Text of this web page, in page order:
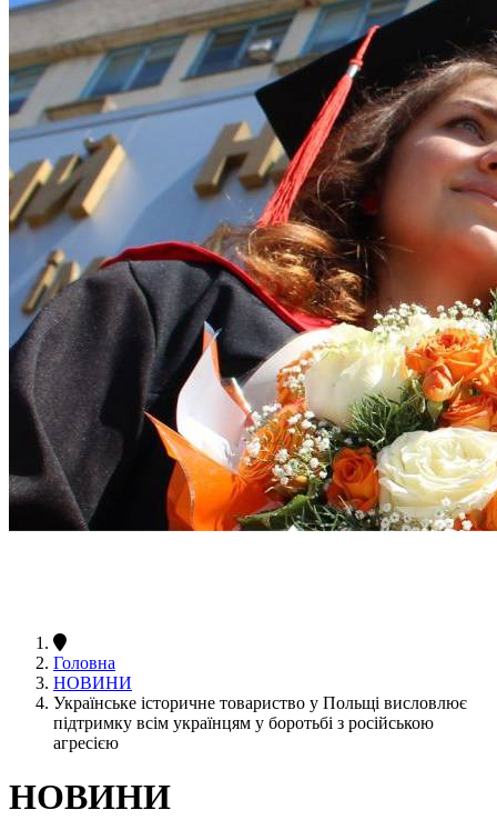
Головна
НОВИНИ
Українське історичне товариство у Польщі висловлює
підтримку всім українцям у боротьбі з російською
агресією
НОВИНИ